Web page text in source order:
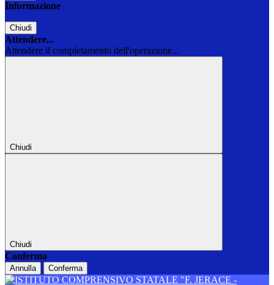
Informazione
Chiudi
Attendere...
Attendere il completamento dell'operazione...
Chiudi
Chiudi
Conferma
Annulla Conferma